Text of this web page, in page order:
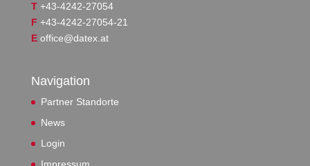
T+43-4242-27054
F +43-4242-27054-21
E office@datex.at
Navigation
Partner Standorte
News
Login